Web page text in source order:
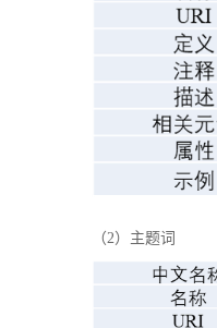
（2）主题词